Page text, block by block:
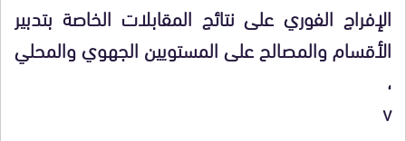
الإفراج الفوري على نتائج المقابلات الخاصة بتدبير
الأقسام والمصالح على المستويين الجهوي والمحلي
،
v